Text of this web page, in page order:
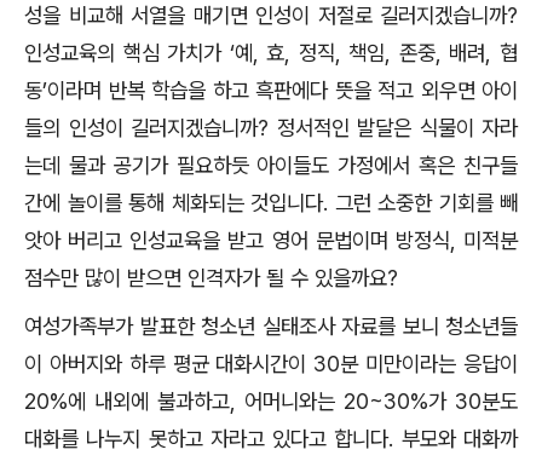
성을 비교해 서열을 매기면 인성이 저절로 길러지겠습니까?
인성교육의 핵심 가치가 ‘예 ,효 정직 책임 존중, 배려 ,협
동’이라며 반복 학습을 하고 흑판에다 뜻을 적고 외우면 아이
들의 인성이 길러지겠습니까? 정서적인 발달은 식물이 자라
는데 물과 공기가 필요하듯 아이들도 가정에서 혹은 친구들
간에 놀이를 통해 체화되는 것입니다. 그런 소중한 기회를 빼
앗아 버리고 인성교육을 받고 영어 문법이며 방정식
미적분
점수만 많이 받으면 인격자가 될 수 있을까요?
여성가족부가 발표한 청소년 실태조사 자료를 보니 청소년들
이 아버지와 하루 평균 대화시간이 30분 미만이라는 응답이
20%에 내외에 불과하고 어머니와는 20~30%가 30분도
대화를 나누지 못하고 자라고 있다고 합니다. 부모와 대화까